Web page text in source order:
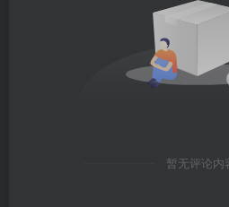
暂无评论内